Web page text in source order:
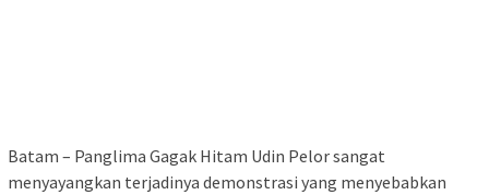
Batam – Panglima Gagak Hitam Udin Pelor sangat
menyayangkan terjadinya demonstrasi yang menyebabkan